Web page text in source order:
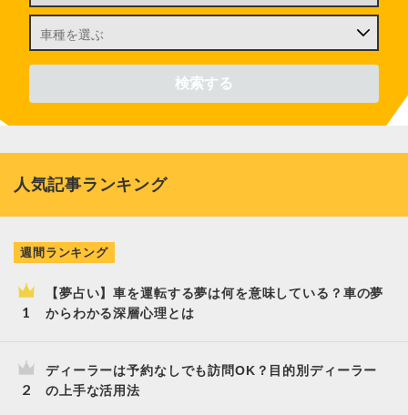
人気記事ランキング
週間ランキング
【夢占い】車を運転する夢は何を意味している？車の夢
からわかる深層心理とは
ディーラーは予約なしでも訪問OK？目的別ディーラー
の上手な活用法